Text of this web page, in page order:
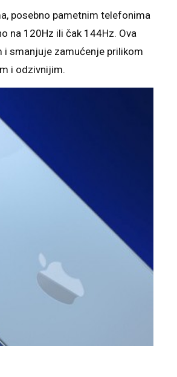
posebno pametnim telefonima
na 120Hz ili čak 144Hz. Ova
smanjuje zamućenje prilikom
i odzivnijim.